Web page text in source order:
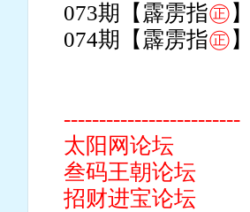
073期【霹雳指㊣
074期【霹雳指㊣
-------------------------
太阳网论坛
叁码王朝论坛
招财进宝论坛